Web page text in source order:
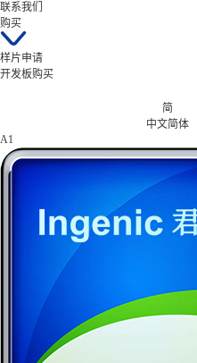
联系我们
购买
样片申请
开发板购买
简
中文简体
A1